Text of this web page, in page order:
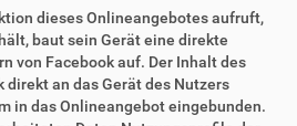
dieses Onlineangebotes aufruft,
baut sein Gerät eine direkte
von Facebook auf. Der Inhalt des
direkt an das Gerät des Nutzers
in das Onlineangebot eingebunden.